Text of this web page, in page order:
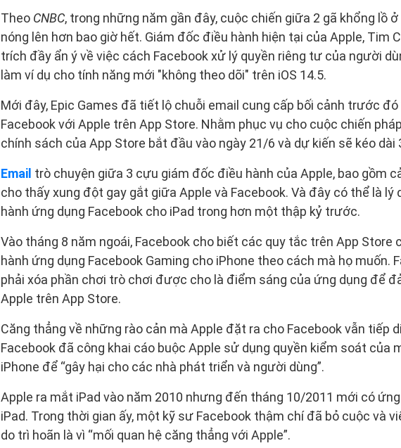
Theo CNBC, trong những năm gần đây, cuộc chiến giữa 2 gã khổng lồ
nóng lên hơn bao giờ hết. Giám đốc điều hành hiện tại của Apple, Tim
trích đầy ẩn ý về việc cách Facebook xử lý quyền riêng tư của người
làm ví dụ cho tính năng mới "không theo dõi" trên iOS 14.5.
Mới đây, Epic Games đã tiết lộ chuỗi email cung cấp bối cảnh trước
Facebook với Apple trên App Store. Nhằm phục vụ cho cuộc chiến
chính sách của App Store bắt đầu vào ngày 21/6 và dự kiến sẽ kéo dài
Email trò chuyện giữa 3 cựu giám đốc điều hành của Apple, bao gồm
cho thấy xung đột gay gắt giữa Apple và Facebook. Và đây có thể là lý
hành ứng dụng Facebook cho iPad trong hơn một thập kỷ trước.
Vào tháng 8 năm ngoái, Facebook cho biết các quy tắc trên App Store
hành ứng dụng Facebook Gaming cho iPhone theo cách mà họ muốn.
phải xóa phần chơi trò chơi được cho là điểm sáng của ứng dụng để
Apple trên App Store.
Căng thẳng về những rào cản mà Apple đặt ra cho Facebook vẫn tiếp
Facebook đã công khai cáo buộc Apple sử dụng quyền kiểm soát của
iPhone để “gây hại cho các nhà phát triển và người dùng”.
Apple ra mắt iPad vào năm 2010 nhưng đến tháng 10/2011 mới có
iPad. Trong thời gian ấy, một kỹ sư Facebook thậm chí đã bỏ cuộc và
do trì hoãn là vì “mối quan hệ căng thẳng với Apple”.